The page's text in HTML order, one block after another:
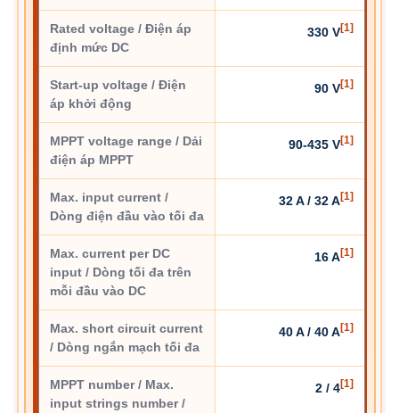
Rated voltage / Điện áp
định mức DC
330 V[1]
Start-up voltage / Điện
áp khởi động
90 V[1]
MPPT voltage range / Dải
điện áp MPPT
90-435 V[1]
Max. input current /
Dòng điện đầu vào tối đa
32 A / 32 A[1]
Max. current per DC
input / Dòng tối đa trên
mỗi đầu vào DC
16 A[1]
Max. short circuit current
/ Dòng ngắn mạch tối đa
40 A / 40 A[1]
MPPT number / Max.
input strings number /
2 / 4[1]